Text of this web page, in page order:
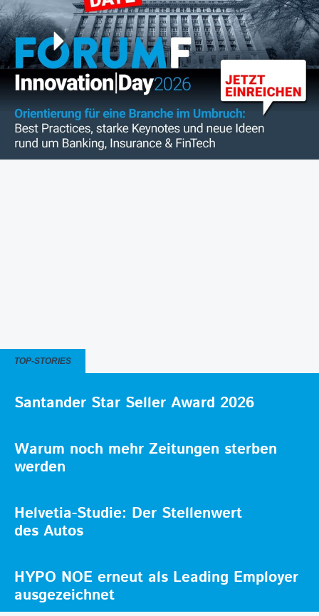
TOP-STORIES
Santander Star Seller Award 2026
Warum noch mehr Zeitungen sterben
werden
Helvetia-Studie: Der Stellenwert
des Autos
HYPO NOE erneut als Leading Employer
ausgezeichnet